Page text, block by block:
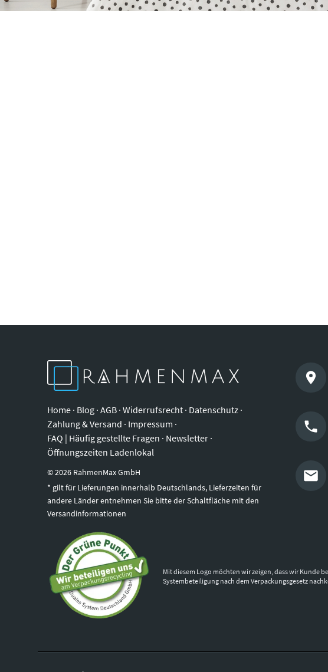
Home · Blog · AGB · Widerrufsrecht · Datenschutz ·
Zahlung & Versand · Impressum ·
FAQ | Häufig gestellte Fragen · Newsletter ·
Öffnungszeiten Ladenlokal
©2026 RahmenMax GmbH
* gilt für Lieferungen innerhalb Deutschlands, Lieferzeiten für
andere Länder entnehmen Sie bitte der Schaltfläche mit den
Versandinformationen
Mit diesem Logo möchten wir zeigen, dass wir Kunde
Systembeteiligung nach dem Verpackungsgesetz